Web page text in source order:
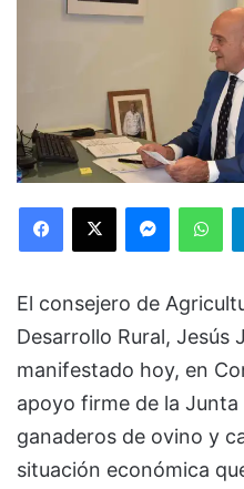
Facebook
X
El consejero de
Desarrollo Rural, Jesús
manifestado hoy, en
apoyo firme de la
ganaderos de ovino y
situación económica